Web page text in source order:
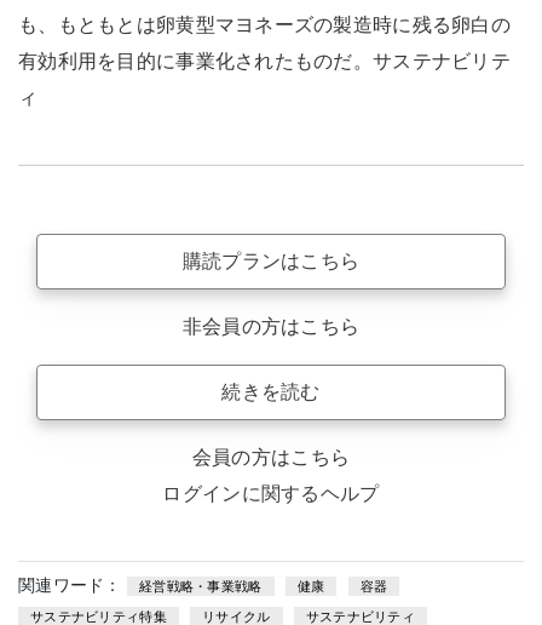
も、もともとは卵黄型マヨネーズの製造時に残る卵白の
有効利用を目的に事業化されたものだ。サステナビリテ
ィ
購読プランはこちら
非会員の方はこちら
続きを読む
会員の方はこちら
ログインに関するヘルプ
関連ワード： 経営戦略・事業戦略 健康 容器
サステナビリティ特集 リサイクル サステナビリティ